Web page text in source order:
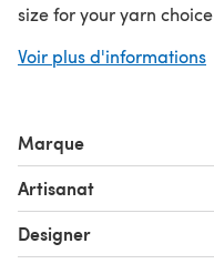
size for your yarn
Use this pattern for
Voir plus d'informations
Marque
Artisanat
Designer